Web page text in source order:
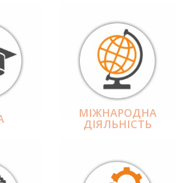
МІЖНАРОДНА
ДІЯЛЬНІCТЬ